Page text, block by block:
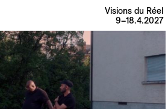
Visions du Réel
9–18.4.2027